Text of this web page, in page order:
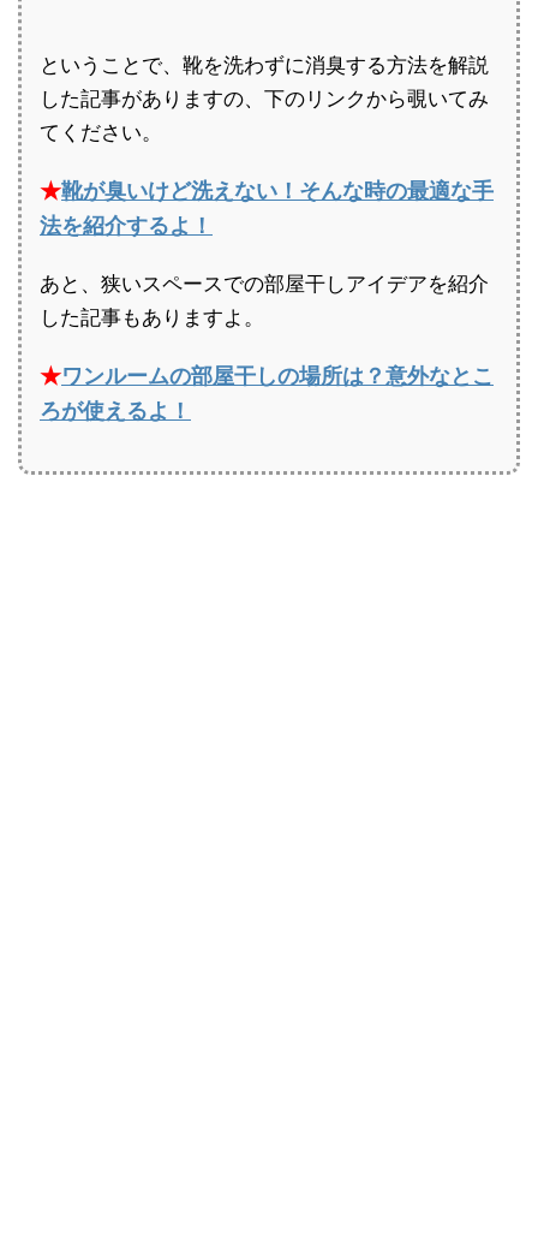
ということで、靴を洗わずに消臭する方法を解説
した記事がありますの、下のリンクから覗いてみ
てください。
★靴が臭いけど洗えない！そんな時の最適な手
法を紹介するよ！
あと、狭いスペースでの部屋干しアイデアを紹介
した記事もありますよ。
★ワンルームの部屋干しの場所は？意外なとこ
ろが使えるよ！